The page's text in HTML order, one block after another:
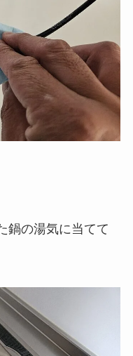
鍋の湯気に当てて